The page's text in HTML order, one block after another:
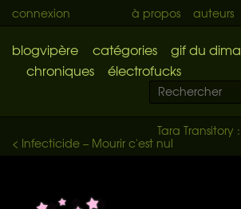
connexion à propos auteurs
blogvipère catégories
gif du
chroniques
électrofucks
Tara
< Infecticide – Mourir c'est nul